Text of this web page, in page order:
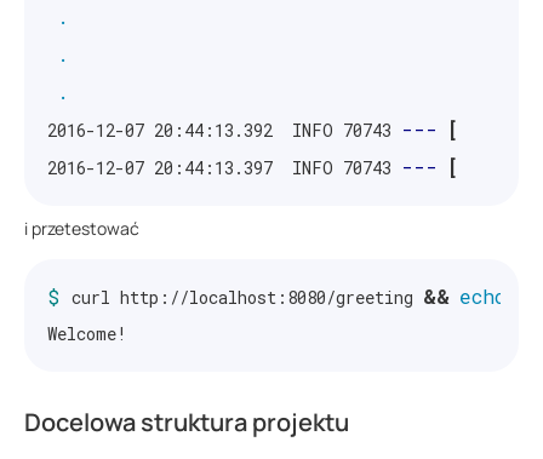
.
.
.
2016-12-07 20:44:13.392  INFO 70743 --- [
2016-12-07 20:44:13.397  INFO 70743 --- [
i przetestować
$ curl http://localhost:8080/greeting &&
Docelowa struktura projektu